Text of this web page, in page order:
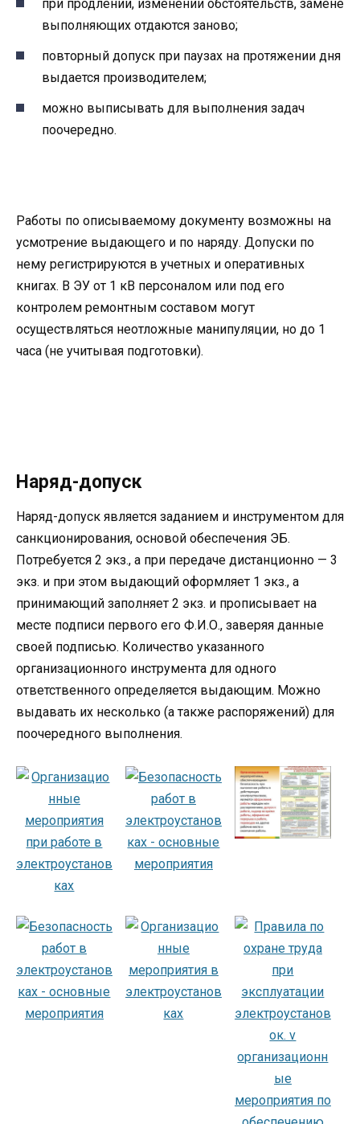
при продлении, изменении обстоятельств, замене
выполняющих отдаются заново;
повторный допуск при паузах на протяжении дня
выдается производителем;
можно выписывать для выполнения задач
поочередно.
Работы по описываемому документу возможны на
усмотрение выдающего и по наряду. Допуски по
нему регистрируются в учетных и оперативных
книгах. В ЭУ от 1 кВ персоналом или под его
контролем ремонтным составом могут
осуществляться неотложные манипуляции, но до 1
часа (не учитывая подготовки).
Наряд-допуск
Наряд-допуск является заданием и инструментом для
санкционирования, основой обеспечения ЭБ.
Потребуется 2 экз., а при передаче дистанционно — 3
экз. и при этом выдающий оформляет 1 экз., а
принимающий заполняет 2 экз. и прописывает на
месте подписи первого его Ф.И.О., заверяя данные
своей подписью. Количество указанного
организационного инструмента для одного
ответственного определяется выдающим. Можно
выдавать их несколько (а также распоряжений) для
поочередного выполнения.